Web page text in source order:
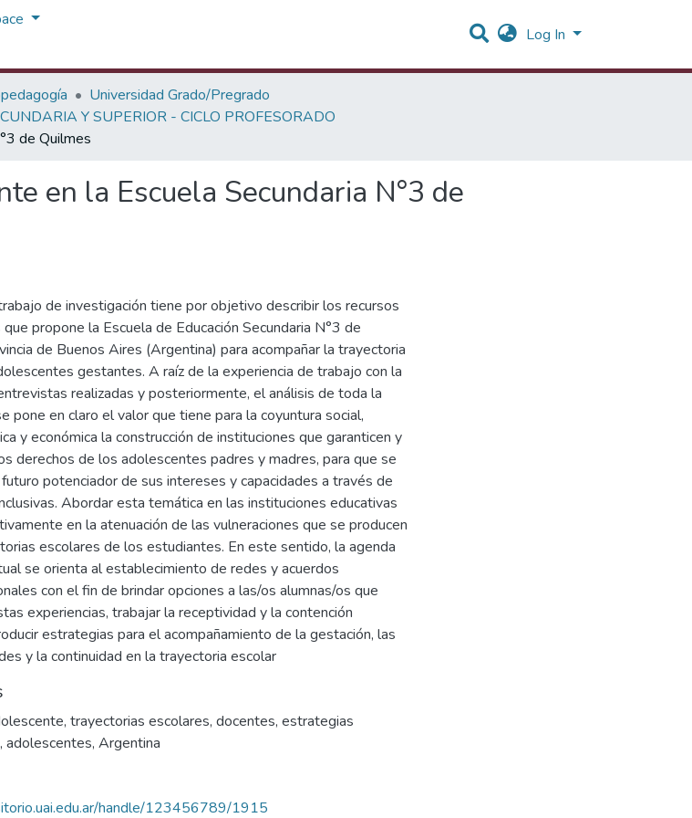
Log In
Universidad Grado/Pregrado
Y SUPERIOR - CICLO PROFESORADO
de Quilmes
en la Escuela Secundaria N°3 de
de investigación tiene por objetivo describir los recursos
propone la Escuela de Educación Secundaria N°3 de
de Buenos Aires (Argentina) para acompañar la trayectoria
gestantes. A raíz de la experiencia de trabajo con la
realizadas y posteriormente, el análisis de toda la
pone en claro el valor que tiene para la coyuntura social,
y económica la construcción de instituciones que garanticen y
derechos de los adolescentes padres y madres, para que se
potenciador de sus intereses y capacidades a través de
Abordar esta temática en las instituciones educativas
en la atenuación de las vulneraciones que se producen
escolares de los estudiantes. En este sentido, la agenda
se orienta al establecimiento de redes y acuerdos
con el fin de brindar opciones a las/os alumnas/os que
experiencias, trabajar la receptividad y la contención
estrategias para el acompañamiento de la gestación, las
y la continuidad en la trayectoria escolar
, trayectorias escolares, docentes, estrategias
, adolescentes, Argentina
handle/123456789/1915